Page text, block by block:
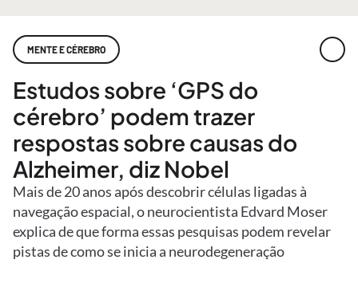
MENTE E CÉREBRO
Estudos sobre ‘GPS do
cérebro’ podem trazer
respostas sobre causas do
Alzheimer, diz Nobel
Mais de 20 anos após descobrir células ligadas à
navegação espacial, o neurocientista Edvard Moser
explica de que forma essas pesquisas podem revelar
pistas de como se inicia a neurodegeneração